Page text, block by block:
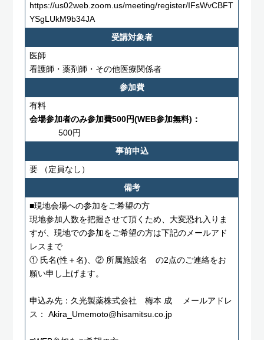
https://us02web.zoom.us/meeting/register/IFsWvCBFT
YSgLUkM9b34JA
受講対象者
医師
看護師・薬剤師・その他医療関係者
参加費
有料
会場参加者のみ参加費500円(WEB参加無料)：
500円
事前申込
要
（定員なし）
備考
■現地会場への参加をご希望の方
現地参加人数を把握させて頂くため、大変恐れ入りま
すが、現地での参加をご希望の方は下記のメールアド
レスまで
① 氏名(性＋名)、② 所属施設名 の2点のご連絡をお
願い申し上げます。
申込み先：久光製薬株式会社 梅本 成 メールアドレ
ス： Akira_Umemoto@hisamitsu.co.jp